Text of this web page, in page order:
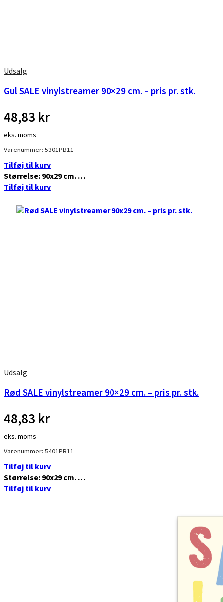
Udsalg
Gul SALE vinylstreamer 90×29 cm. – pris pr. stk.
48,83 kr
eks. moms
Varenummer: 5301PB11
Tilføj til kurv
Størrelse: 90x29 cm. …
Tilføj til kurv
Udsalg
Rød SALE vinylstreamer 90×29 cm. – pris pr. stk.
48,83 kr
eks. moms
Varenummer: 5401PB11
Tilføj til kurv
Størrelse: 90x29 cm. …
Tilføj til kurv